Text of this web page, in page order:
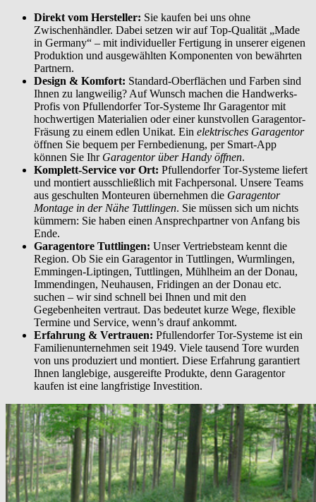
Direkt vom Hersteller: Sie kaufen bei uns ohne
Zwischenhändler. Dabei setzen wir auf Top-Qualität „Made
in Germany“ – mit individueller Fertigung in unserer eigenen
Produktion und ausgewählten Komponenten von bewährten
Partnern.
Design & Komfort: Standard-Oberflächen und Farben sind
Ihnen zu langweilig? Auf Wunsch machen die Handwerks-
Profis von Pfullendorfer Tor-Systeme Ihr Garagentor mit
hochwertigen Materialien oder einer kunstvollen Garagentor-
Fräsung zu einem edlen Unikat. Ein elektrisches Garagentor
öffnen Sie bequem per Fernbedienung, per Smart-App
können Sie Ihr Garagentor über Handy öffnen.
Komplett-Service vor Ort: Pfullendorfer Tor-Systeme liefert
und montiert ausschließlich mit Fachpersonal. Unsere Teams
aus geschulten Monteuren übernehmen die Garagentor
Montage in der Nähe Tuttlingen. Sie müssen sich um nichts
kümmern: Sie haben einen Ansprechpartner von Anfang bis
Ende.
Garagentore Tuttlingen: Unser Vertriebsteam kennt die
Region. Ob Sie ein Garagentor in Tuttlingen, Wurmlingen,
Emmingen-Liptingen, Tuttlingen, Mühlheim an der Donau,
Immendingen, Neuhausen, Fridingen an der Donau etc.
suchen – wir sind schnell bei Ihnen und mit den
Gegebenheiten vertraut. Das bedeutet kurze Wege, flexible
Termine und Service, wenn’s drauf ankommt.
Erfahrung & Vertrauen: Pfullendorfer Tor-Systeme ist ein
Familienunternehmen seit 1949. Viele tausend Tore wurden
von uns produziert und montiert. Diese Erfahrung garantiert
Ihnen langlebige, ausgereifte Produkte, denn Garagentor
kaufen ist eine langfristige Investition.